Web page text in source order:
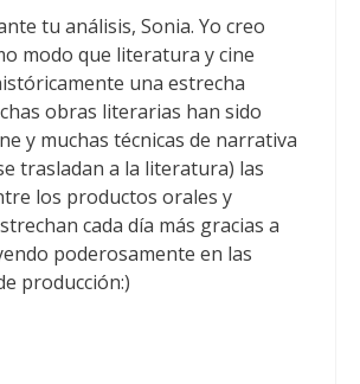
tu análisis, Sonia. Yo creo
modo que literatura y cine
una estrecha
obras literarias han sido
y muchas técnicas de narrativa
trasladan a la literatura) las
los productos orales y
cada día más gracias a
poderosamente en las
producción:)